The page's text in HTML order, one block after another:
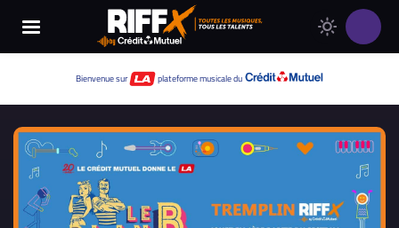
Bienvenue sur plateforme musicale du
Changer
de
RIFFX
Thème
clair